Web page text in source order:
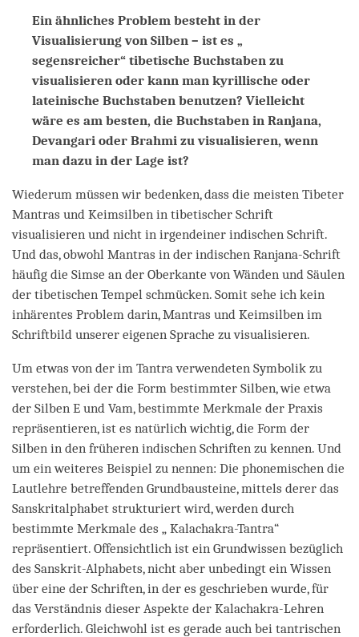
Ein ähnliches Problem besteht in der
Visualisierung von Silben – ist es „
segensreicher“ tibetische Buchstaben zu
visualisieren oder kann man kyrillische oder
lateinische Buchstaben benutzen? Vielleicht
wäre es am besten, die Buchstaben in Ranjana,
Devangari oder Brahmi zu visualisieren, wenn
man dazu in der Lage ist?
Wiederum müssen wir bedenken, dass die meisten Tibeter
Mantras und Keimsilben in tibetischer Schrift
visualisieren und nicht in irgendeiner indischen Schrift.
Und das, obwohl Mantras in der indischen Ranjana-Schrift
häufig die Simse an der Oberkante von Wänden und Säulen
der tibetischen Tempel schmücken. Somit sehe ich kein
inhärentes Problem darin, Mantras und Keimsilben im
Schriftbild unserer eigenen Sprache zu visualisieren.
Um etwas von der im Tantra verwendeten Symbolik zu
verstehen, bei der die Form bestimmter Silben, wie etwa
der Silben E und Vam, bestimmte Merkmale der Praxis
repräsentieren, ist es natürlich wichtig, die Form der
Silben in den früheren indischen Schriften zu kennen. Und
um ein weiteres Beispiel zu nennen: Die phonemischen die
Lautlehre betreffenden Grundbausteine, mittels derer das
Sanskritalphabet strukturiert wird, werden durch
bestimmte Merkmale des „ Kalachakra-Tantra“
repräsentiert. Offensichtlich ist ein Grundwissen bezüglich
des Sanskrit-Alphabets, nicht aber unbedingt ein Wissen
über eine der Schriften, in der es geschrieben wurde, für
das Verständnis dieser Aspekte der Kalachakra-Lehren
erforderlich. Gleichwohl ist es gerade auch bei tantrischen